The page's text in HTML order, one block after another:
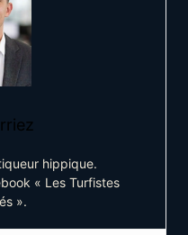
hippique.
« Les Turfistes
».